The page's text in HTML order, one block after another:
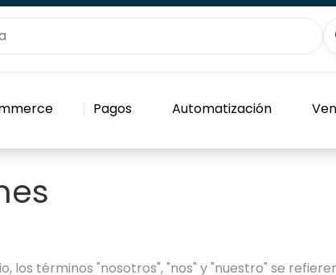
Pagos Automatización
los términos "nosotros", "nos" y "nuestro" se